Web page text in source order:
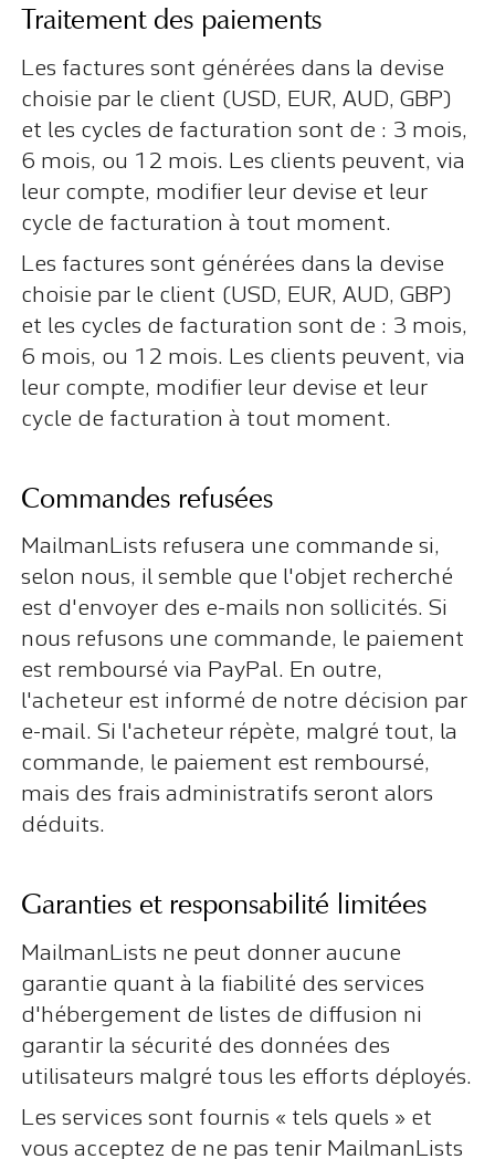
Traitement des paiements
Les factures sont générées dans la devise
choisie par le client (USD, EUR, AUD, GBP)
et les cycles de facturation sont de : 3 mois,
6 mois, ou 12 mois. Les clients peuvent, via
leur compte, modifier leur devise et leur
cycle de facturation à tout moment.
Les factures sont générées dans la devise
choisie par le client (USD, EUR, AUD, GBP)
et les cycles de facturation sont de : 3 mois,
6 mois, ou 12 mois. Les clients peuvent, via
leur compte, modifier leur devise et leur
cycle de facturation à tout moment.
Commandes refusées
MailmanLists refusera une commande si,
selon nous, il semble que l'objet recherché
est d'envoyer des e-mails non sollicités. Si
nous refusons une commande, le paiement
est remboursé via PayPal. En outre,
l'acheteur est informé de notre décision par
e-mail. Si l'acheteur répète, malgré tout, la
commande, le paiement est remboursé,
mais des frais administratifs seront alors
déduits.
Garanties et responsabilité limitées
MailmanLists ne peut donner aucune
garantie quant à la fiabilité des services
d'hébergement de listes de diffusion ni
garantir la sécurité des données des
utilisateurs malgré tous les efforts déployés.
Les services sont fournis « tels quels » et
vous acceptez de ne pas tenir MailmanLists